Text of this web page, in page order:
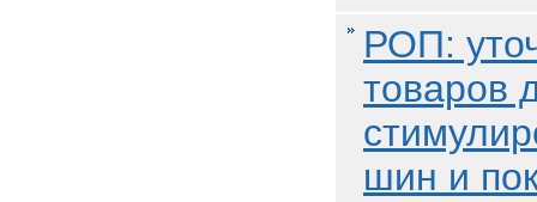
РОП:
товаров
шин и